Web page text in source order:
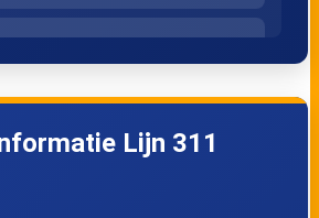
Scholen Rijselstraat
VIVES
Lijn 311